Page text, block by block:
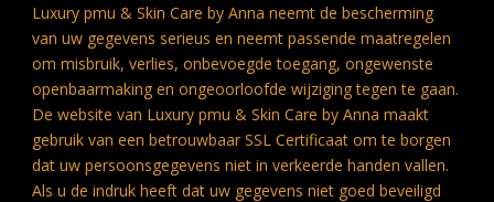
Luxury pmu & Skin Care by Anna neemt de bescherming
van uw gegevens serieus en neemt passende maatregelen
om misbruik, verlies, onbevoegde toegang, ongewenste
openbaarmaking en ongeoorloofde wijziging tegen te gaan.
De website van Luxury pmu & Skin Care by Anna maakt
gebruik van een betrouwbaar SSL Certificaat om te borgen
dat uw persoonsgegevens niet in verkeerde handen vallen.
Als u de indruk heeft dat uw gegevens niet goed beveiligd